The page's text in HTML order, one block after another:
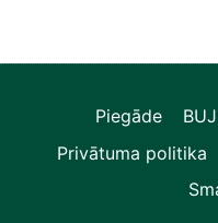
Piegāde BUJ
Privātuma politika